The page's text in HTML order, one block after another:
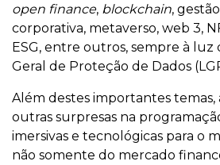
open finance, blockchain,
corporativa, metaverso, web 3,
ESG, entre outros, sempre à luz
Geral de Proteção de Dados
Além destes importantes temas,
outras surpresas na
imersivas e tecnológicas para o
não somente do mercado